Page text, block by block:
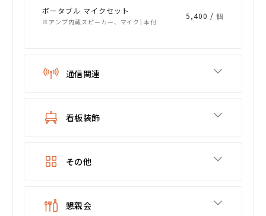
ポータブル マイクセット
※アンプ内蔵スピーカー、マイク1本付
5,400 /個
通信関連
看板装飾
その他
懇親会